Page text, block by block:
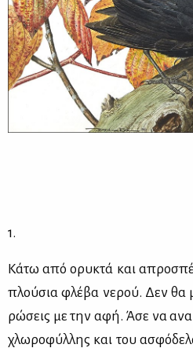
1.
Κά­τω από ορυ­κτά και
πλού­σια φλέ­βα νε­ρού. Δεν θα
ρώ­σεις με την αφή. Άσε να
χλω­ρο­φύλ­λης και του